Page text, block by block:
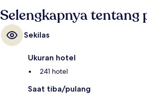
Selengkapnya
Sekilas
Ukuran hotel
241 hotel
Saat tiba/pulang